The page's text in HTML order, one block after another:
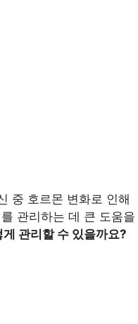
중 호르몬 변화로 인해
관리하는 데 큰 도움을
관리할 수 있을까요?